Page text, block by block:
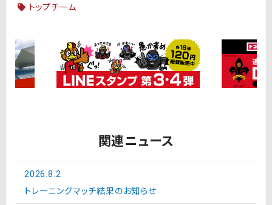
トップチーム
関連ニュース
2026.8.2
トレーニングマッチ結果のお知らせ